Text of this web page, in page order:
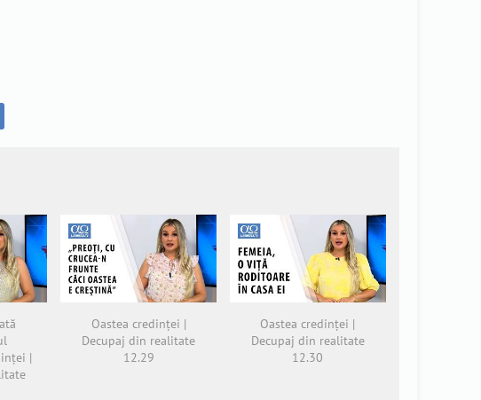
|
Oastea credinței |
Decupaj din realitate
12.29
Oastea credinței |
Decupaj din realitate
12.30